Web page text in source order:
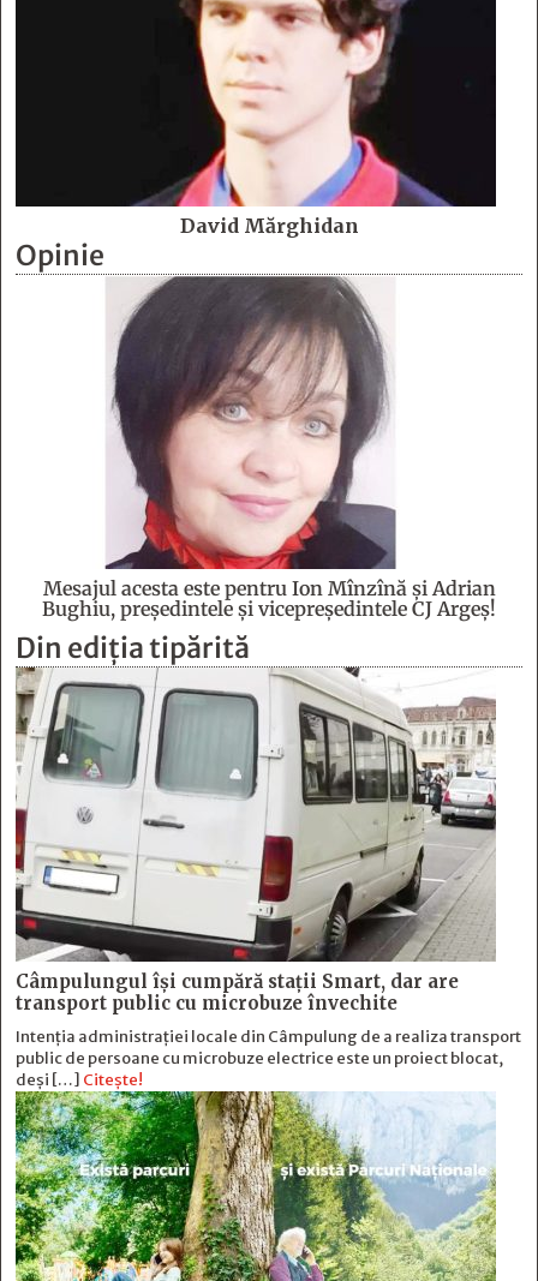
David Mărghidan
Opinie
Mesajul acesta este pentru Ion Mînzînă şi Adrian
Bughiu, preşedintele şi vicepreşedintele CJ Argeş!
Din ediția tipărită
Câmpulungul îşi cumpără staţii Smart, dar are
transport public cu microbuze învechite
Intenția administrației locale din Câmpulung de a realiza transport
public de persoane cu microbuze electrice este un proiect blocat,
deși […] Citește!